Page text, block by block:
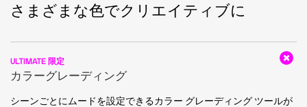
さまざまな色でクリエイティブに
ULTIMATE 限定
カラーグレーディング
シーンごとにムードを設定できるカラー グレーディング ツールが